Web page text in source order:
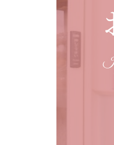
ケロイド・
花房式ニキビ
炭酸ガスレー
眼瞼下垂